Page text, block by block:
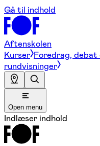
Gå til indhold
Aftenskolen
Kurser Foredrag, debat
rundvisninger
Open menu
Indlæser indhold